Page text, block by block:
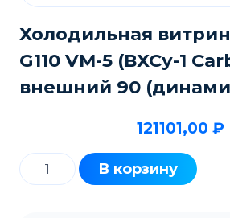
Холодильная
G110 VM-5 (ВХСу-1
внешний 90
121101,00 ₽
Количество
товара
В корзину